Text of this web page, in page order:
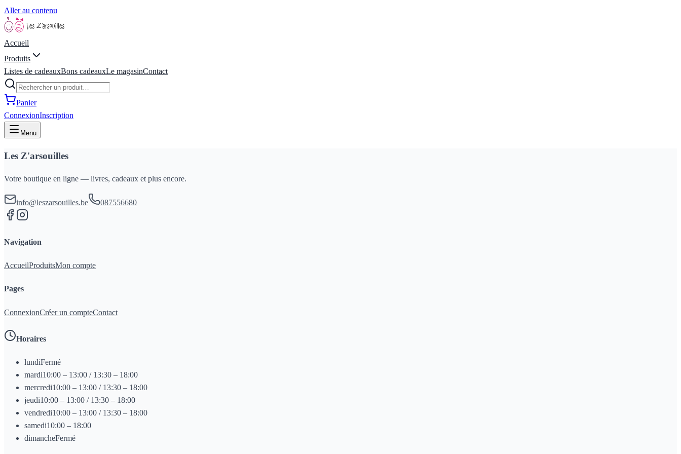
Aller au contenu
Accueil
Produits
Listes de cadeauxBons cadeauxLe magasinContact
Panier
ConnexionInscription
Menu
Les Z'arsouilles
Votre boutique en ligne — livres, cadeaux et plus encore.
info@leszarsouilles.be 087556680
Navigation
AccueilProduitsMon compte
Pages
ConnexionCréer un compteContact
Horaires
lundiFermé
mardi10:00 – 13:00 / 13:30 – 18:00
mercredi10:00 – 13:00 / 13:30 – 18:00
jeudi10:00 – 13:00 / 13:30 – 18:00
vendredi10:00 – 13:00 / 13:30 – 18:00
samedi10:00 – 18:00
dimancheFermé